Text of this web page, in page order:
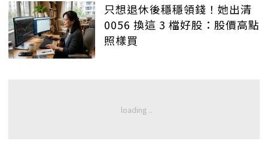
只想退休後穩穩領錢！她出清
0056 換這 3 檔好股：股價高點
照樣買